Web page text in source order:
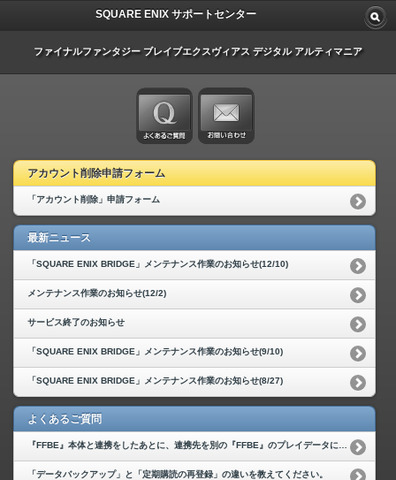
SQUARE ENIX サポートセンター
ファイナルファンタジー ブレイブエクスヴィアス デジタル アルティマニア
アカウント削除申請フォーム
「アカウント削除」申請フォーム
最新ニュース
「SQUARE ENIX BRIDGE」メンテナンス作業のお知らせ(12/10)
メンテナンス作業のお知らせ(12/2)
サービス終了のお知らせ
「SQUARE ENIX BRIDGE」メンテナンス作業のお知らせ(9/10)
「SQUARE ENIX BRIDGE」メンテナンス作業のお知らせ(8/27)
よくあるご質問
「データバックアップ」と「定期購読の再登録」の違いを教えてください。